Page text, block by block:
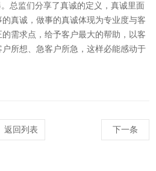
总监们分享了真诚的定义，真诚里面
真诚，做事的真诚体现为专业度与客
需求点，给予客户最大的帮助，以客
所想、急客户所急，这样必能感动于
返回列表 下一条